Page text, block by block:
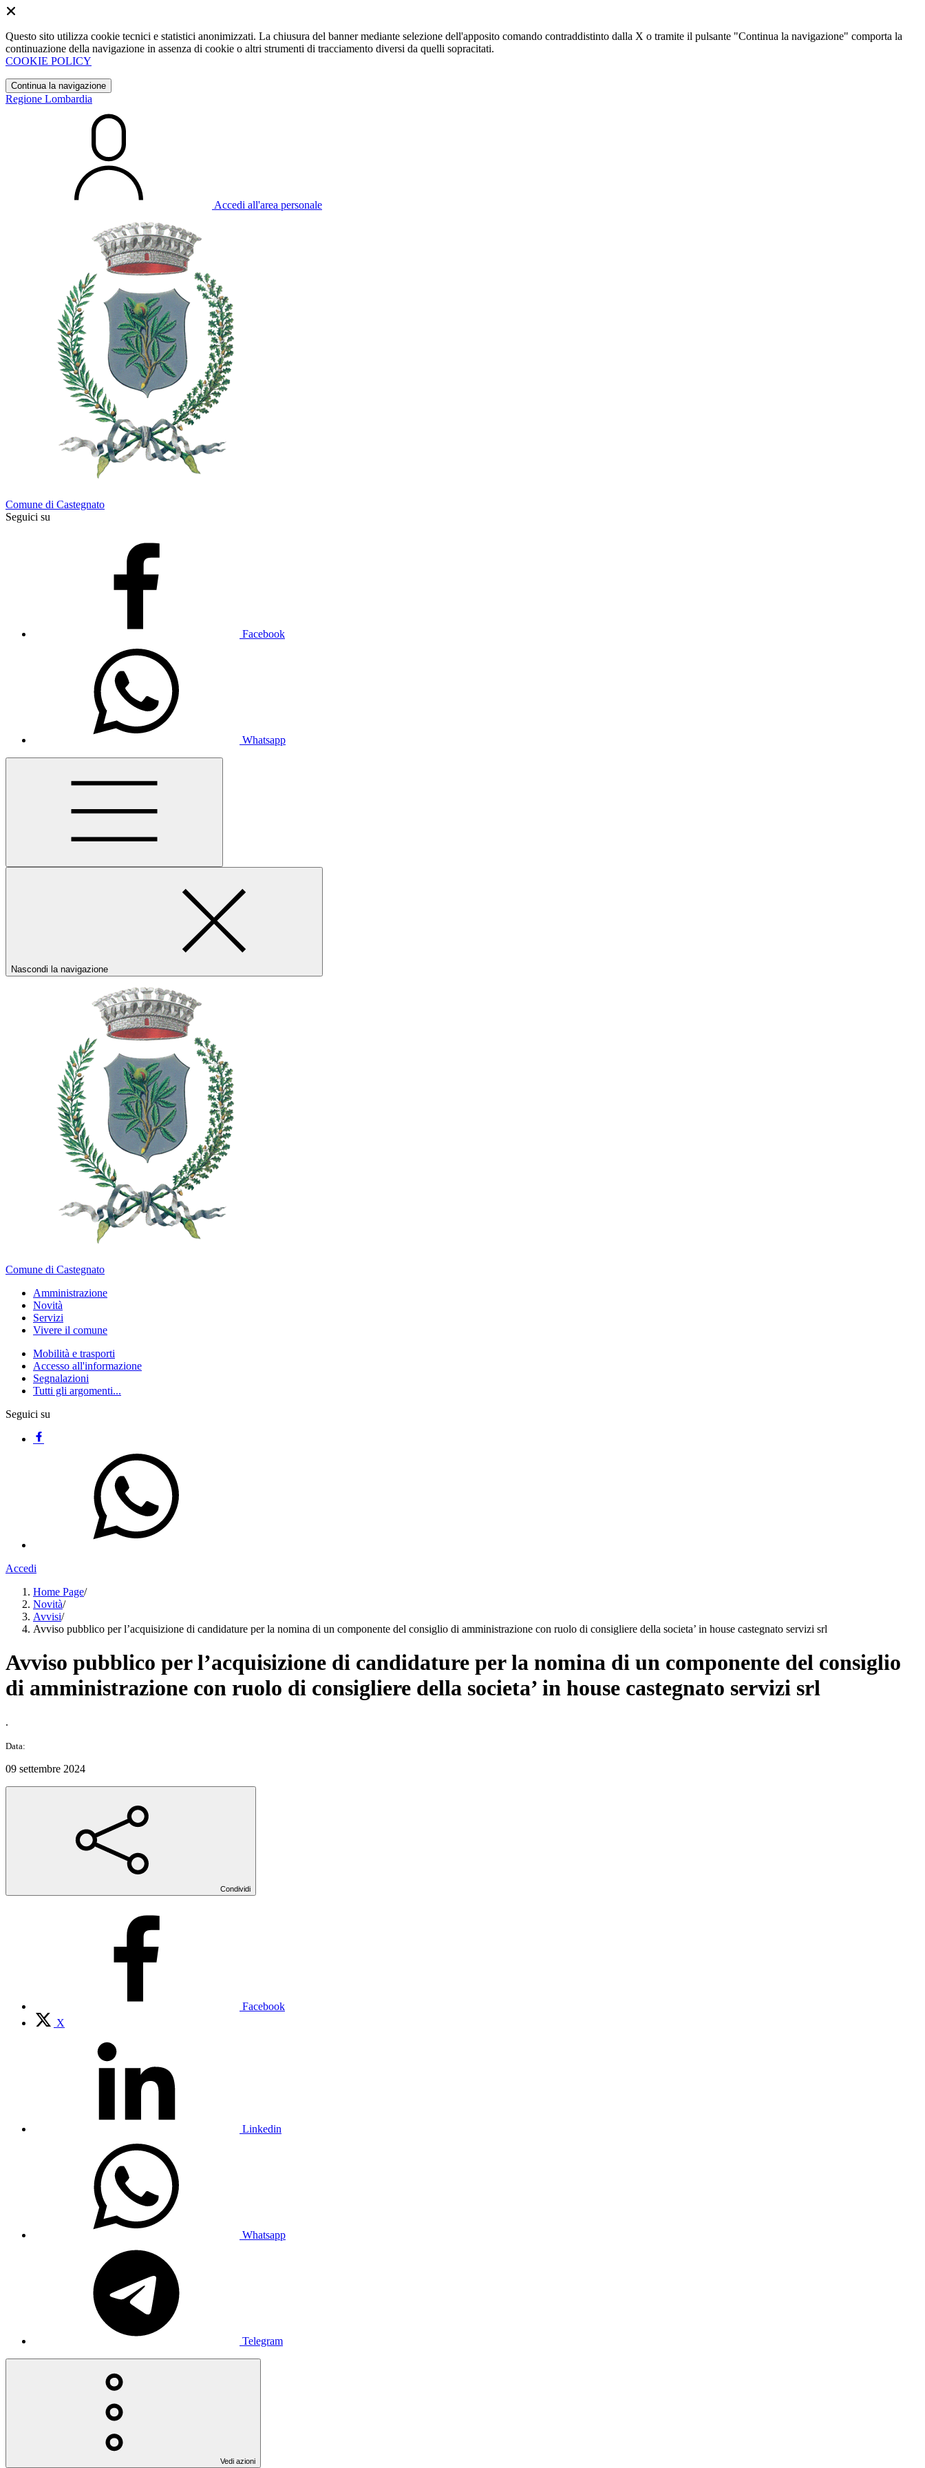
Questo sito utilizza cookie tecnici e statistici anonimizzati. La chiusura del banner mediante selezione dell'apposito comando contraddistinto dalla X o tramite il pulsante "Continua la navigazione" comporta la
continuazione della navigazione in assenza di cookie o altri strumenti di tracciamento diversi da quelli sopracitati.
COOKIE POLICY
Continua la navigazione
Regione Lombardia
Accedi all'area personale
Comune di Castegnato
Seguici su
Facebook
Whatsapp
Nascondi la navigazione
Comune di Castegnato
Amministrazione
Novità
Servizi
Vivere il comune
Mobilità e trasporti
Accesso all'informazione
Segnalazioni
Tutti gli argomenti...
Seguici su
Accedi
Home Page/
Novità/
Avvisi/
Avviso pubblico per l’acquisizione di candidature per la nomina di un componente del consiglio di amministrazione con ruolo di consigliere della societa’ in house castegnato servizi srl
Avviso pubblico per l’acquisizione di candidature per la nomina di un componente del consiglio
di amministrazione con ruolo di consigliere della societa’ in house castegnato servizi srl
.
Data:
09 settembre 2024
Condividi
Facebook
X
Linkedin
Whatsapp
Telegram
Vedi azioni